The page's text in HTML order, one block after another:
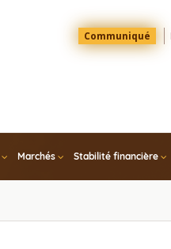
Menu
Top
Communiqué
Marchés Stabilité financière